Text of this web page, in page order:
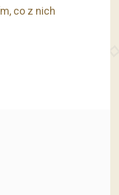
co z nich